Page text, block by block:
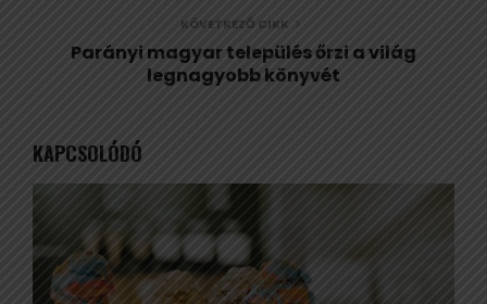
KÖVETKEZŐ CIKK
Parányi magyar település őrzi a világ
legnagyobb könyvét
KAPCSOLÓDÓ